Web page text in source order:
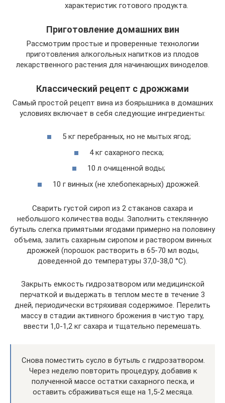
характеристик готового продукта.
Приготовление домашних вин
Рассмотрим простые и проверенные технологии
приготовления алкогольных напитков из плодов
лекарственного растения для начинающих виноделов.
Классический рецепт с дрожжами
Самый простой рецепт вина из боярышника в домашних
условиях включает в себя следующие ингредиенты:
5 кг перебранных, но не мытых ягод;
4 кг сахарного песка;
10 л очищенной воды;
10 г винных (не хлебопекарных) дрожжей.
Сварить густой сироп из 2 стаканов сахара и
небольшого количества воды. Заполнить стеклянную
бутыль слегка примятыми ягодами примерно на половину
объема, залить сахарным сиропом и раствором винных
дрожжей (порошок растворить в 65-70 мл воды,
доведенной до температуры 37,0-38,0 °С).
Закрыть емкость гидрозатвором или медицинской
перчаткой и выдержать в теплом месте в течение 3
дней, периодически встряхивая содержимое. Перелить
массу в стадии активного брожения в чистую тару,
ввести 1,0-1,2 кг сахара и тщательно перемешать.
Снова поместить сусло в бутыль с гидрозатвором.
Через неделю повторить процедуру, добавив к
полученной массе остатки сахарного песка, и
оставить сбраживаться еще на 1,5-2 месяца.